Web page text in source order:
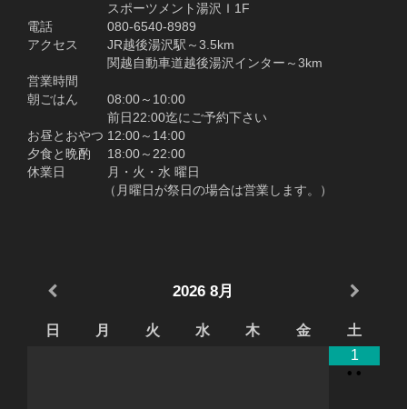
スポーツメント湯沢Ｉ1F
電話 080-6540-8989
アクセス JR越後湯沢駅～3.5km
関越自動車道越後湯沢インター～3km
営業時間
朝ごはん 08:00～10:00
前日22:00迄にご予約下さい
お昼とおやつ 12:00～14:00
夕食と晩酌 18:00～22:00
休業日 月・火・水 曜日
（月曜日が祭日の場合は営業します。）
2026 8月
日 月 火 水 木 金
土
1
• •